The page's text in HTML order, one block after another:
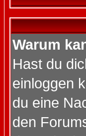
Warum
Hast du
einloggen
du eine
den